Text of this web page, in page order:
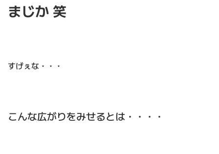
まじか 笑
すげぇな・・・
こんな広がりをみせるとは・・・・